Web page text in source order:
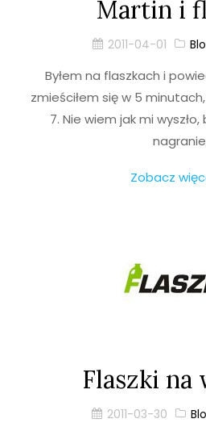
Martin i
2011-04-01
Byłem na flaszkach i
zmieściłem się w 5
7. Nie wiem jak mi
Zobacz
Flaszki na
2011-03-30